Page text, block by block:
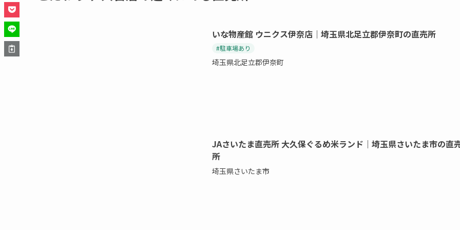
いな物産館 ウニクス伊奈店｜埼玉県北足立郡伊奈町の直売所
#駐車場あり
埼玉県北足立郡伊奈町
JAさいたま直売所 大久保ぐるめ米ランド｜埼玉県さいたま市の直
所
埼玉県さいたま市